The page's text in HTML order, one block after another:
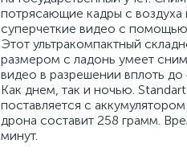
потрясающие кадры с воздуха
суперчеткие видео с помощью
Этот ультракомпактный
размером с ладонь умеет
видео в разрешении вплоть до
Как днем, так и ночью.
поставляется с
дрона составит 258 грамм.
минут.